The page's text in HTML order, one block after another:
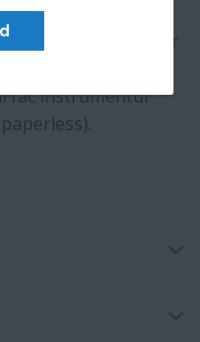
(Wi-Fi și
fluxurilor
și funcțiile
fac instrumentul